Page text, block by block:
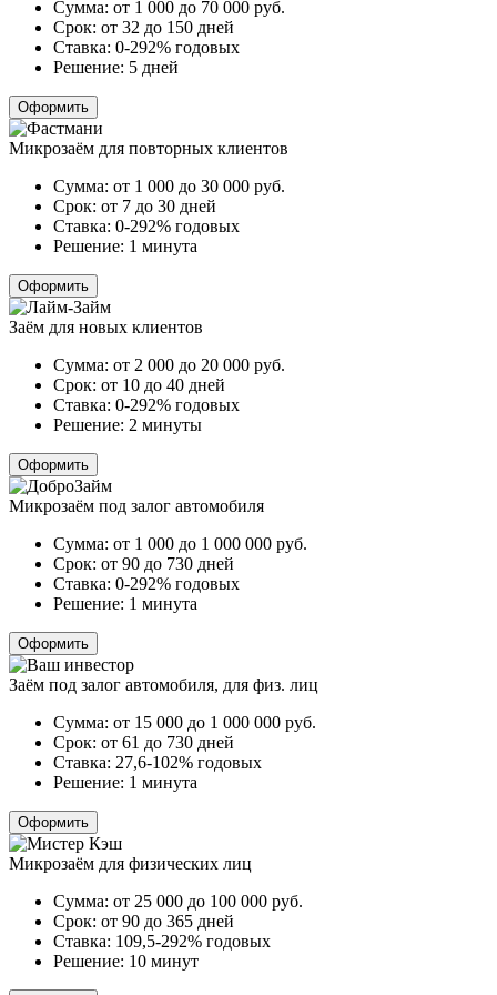
Сумма: от 1 000 до 70 000 руб.
Срок: от 32 до 150 дней
Ставка: 0-292% годовых
Решение: 5 дней
Оформить
Микрозаём для повторных клиентов
Сумма: от 1 000 до 30 000 руб.
Срок: от 7 до 30 дней
Ставка: 0-292% годовых
Решение: 1 минута
Оформить
Заём для новых клиентов
Сумма: от 2 000 до 20 000 руб.
Срок: от 10 до 40 дней
Ставка: 0-292% годовых
Решение: 2 минуты
Оформить
Микрозаём под залог автомобиля
Сумма: от 1 000 до 1 000 000 руб.
Срок: от 90 до 730 дней
Ставка: 0-292% годовых
Решение: 1 минута
Оформить
Заём под залог автомобиля, для физ. лиц
Сумма: от 15 000 до 1 000 000 руб.
Срок: от 61 до 730 дней
Ставка: 27,6-102% годовых
Решение: 1 минута
Оформить
Микрозаём для физических лиц
Сумма: от 25 000 до 100 000 руб.
Срок: от 90 до 365 дней
Ставка: 109,5-292% годовых
Решение: 10 минут